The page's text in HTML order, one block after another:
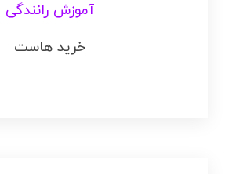
آموزش رانندگی
خرید هاست